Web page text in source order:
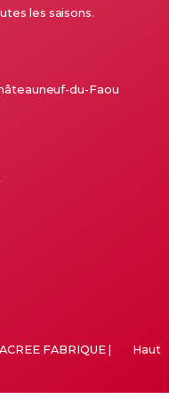
les saisons.
du-Faou
Haut
FABRIQUE|